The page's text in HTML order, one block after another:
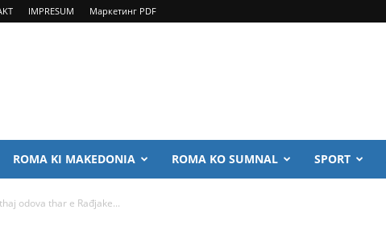
IMPRESUM Маркетинг PDF
ROMA KI MAKEDONIA ROMA KO SUMNAL SPORT
odova thar e Rađjake...